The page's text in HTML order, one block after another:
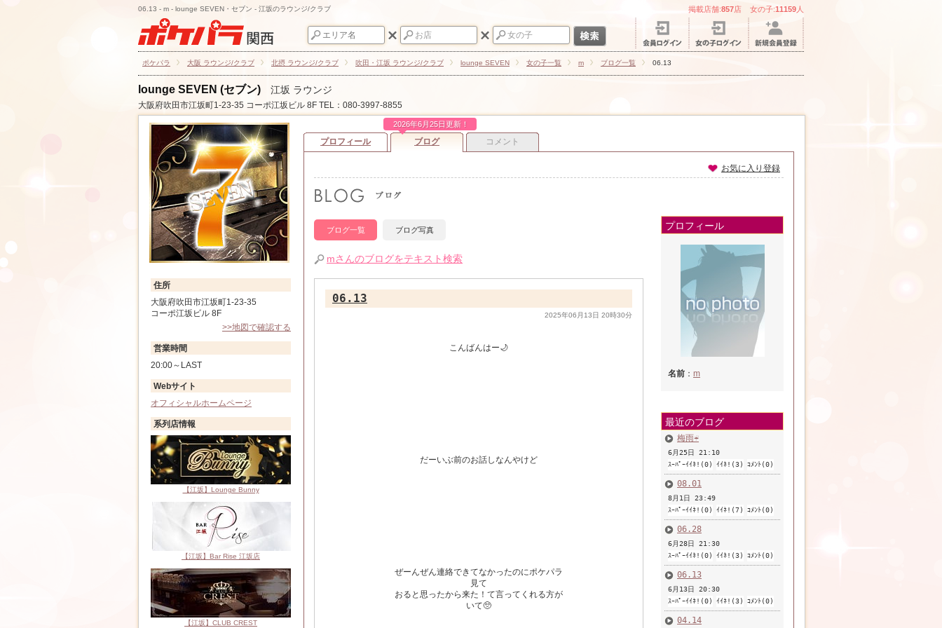
06.13 - m - lounge SEVEN・セブン - 江坂のラウンジ/クラブ 掲載店舗:857店 女の子:11159 人
ポケパラ 大阪 ラウンジ/クラブ 北摂 ラウンジ/クラブ 吹田・江坂 ラウンジ/クラブ lounge SEVEN 女の子一覧 m ブログ一覧 06.13
lounge SEVEN (セブン) 江坂 ラウンジ
大阪府吹田市江坂町1-23-35 コーポ江坂ビル 8F TEL：080-3997-8855
プロフィール
2026年6月25日更新！
ブログ コメント
お気に入り登録
ブログ一覧 ブログ写真
mさんのブログをテキスト検索
06.13
2025年06月13日 20時30分
こんばんはー🌙
だーいぶ前のお話しなんやけど
ぜーんぜん連絡できてなかったのにポケパラ
見て
おると思ったから来た！て言ってくれる方が
いて🥺
プロフィール
名前 ： m
最近のブログ
梅雨☔️
6月25日 21:10
ｽｰﾊﾟｰｲｲﾈ!(0)
ｲｲﾈ!(3) ｺﾒﾝﾄ(0)
08.01
8月1日 23:49
ｽｰﾊﾟｰｲｲﾈ!(0)
ｲｲﾈ!(7) ｺﾒﾝﾄ(0)
06.28
6月28日 21:30
ｽｰﾊﾟｰｲｲﾈ!(0)
ｲｲﾈ!(3) ｺﾒﾝﾄ(0)
06.13
6月13日 20:30
ｽｰﾊﾟｰｲｲﾈ!(0)
ｲｲﾈ!(3) ｺﾒﾝﾄ(0)
04.14
住所
大阪府吹田市江坂町1-23-35
コーポ江坂ビル 8F
>>地図で確認する
営業時間
20:00～LAST
Webサイト
オフィシャルホームページ
系列店情報
【江坂】Lounge Bunny
【江坂】Bar Rise 江坂店
【江坂】CLUB CREST